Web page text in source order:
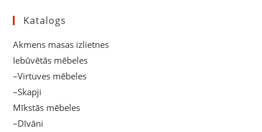
Katalogs
Akmens masas izlietnes
Iebūvētās mēbeles
–Virtuves mēbeles
–Skapji
Mīkstās mēbeles
–Dīvāni